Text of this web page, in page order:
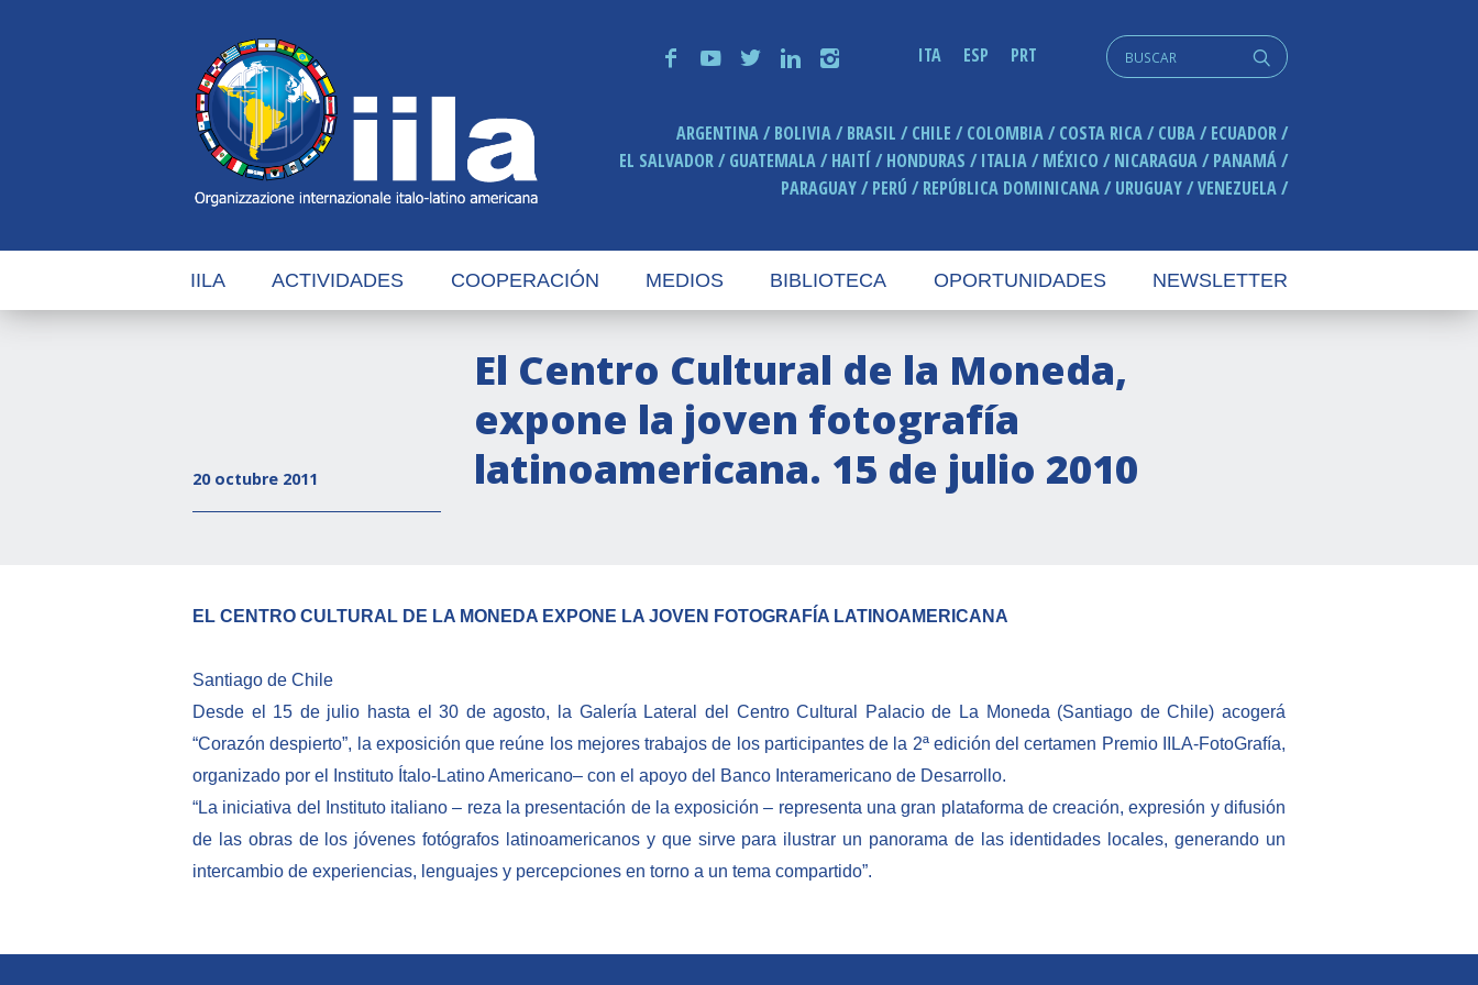
f y t n i ITA ESP PRT q
Search
for:
ARGENTINA BOLIVIA BRASIL CHILE COLOMBIA COSTA RICA CUBA
ECUADOR
EL SALVADOR
GUATEMALA HAITÍ HONDURAS ITALIA MÉXICO NICARAGUA
PANAMÁ
PARAGUAY
PERÚ REPÚBLICA DOMINICANA URUGUAY VENEZUELA
IILA ACTIVIDADES COOPERACIÓN MEDIOS BIBLIOTECA OPORTUNIDADES NEWSLETTER
20 octubre 2011
El Centro Cultural de la Moneda,
expone la joven fotografía
latinoamericana. 15 de julio 2010
EL CENTRO CULTURAL DE LA MONEDA EXPONE LA JOVEN FOTOGRAFÍA LATINOAMERICANA
Santiago de Chile
Desde el 15 de julio hasta el 30 de agosto, la Galería Lateral del Centro Cultural Palacio de La Moneda (Santiago de Chile) acoger
“Corazón despierto”, la exposición que reúne los mejores trabajos de los participantes de la 2ª edición del certamen Premio IILA-FotoGrafía,
organizado por el Instituto Ítalo-Latino Americano– con el apoyo del Banco Interamericano de Desarrollo.
“La iniciativa del Instituto italiano – reza la presentación de la exposición – representa una gran plataforma de creación, expresión y difusión
de las obras de los jóvenes fotógrafos latinoamericanos y que sirve para ilustrar un panorama de las identidades locales, generando un
intercambio de experiencias, lenguajes y percepciones en torno a un tema compartido”.